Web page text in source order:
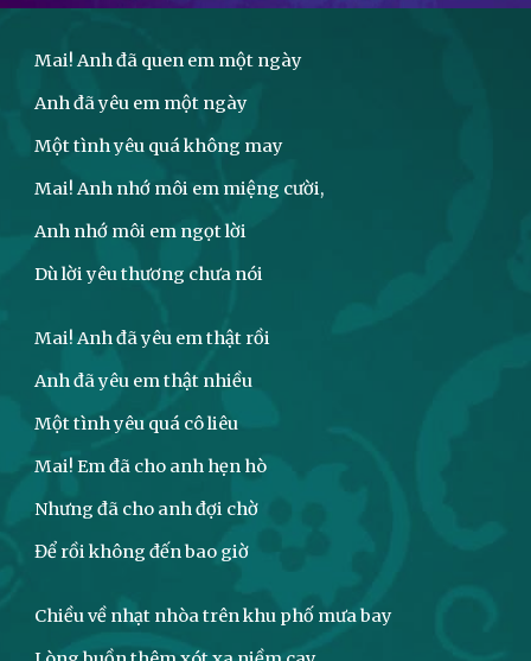
Mai! Anh đã quen em một ngày
Anh đã yêu em một ngày
Một tình yêu quá không may
Mai! Anh nhớ môi em miệng cười,
Anh nhớ môi em ngọt lời
Dù lời yêu thương chưa nói
Mai! Anh đã yêu em thật rồi
Anh đã yêu em thật nhiều
Một tình yêu quá cô liêu
Mai! Em đã cho anh hẹn hò
Nhưng đã cho anh đợi chờ
Để rồi không đến bao giờ
Chiều về nhạt nhòa trên khu phố mưa bay